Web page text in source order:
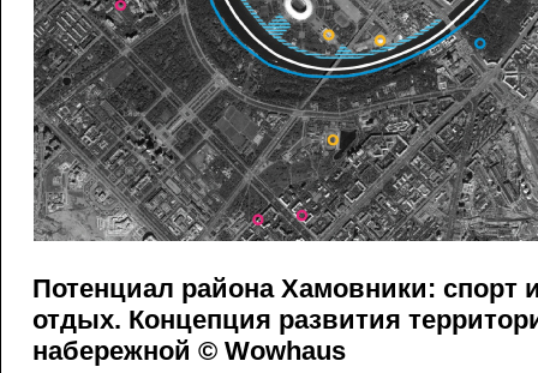
Потенциал района Хамовники: спорт
отдых. Концепция развития
набережной © Wowhaus